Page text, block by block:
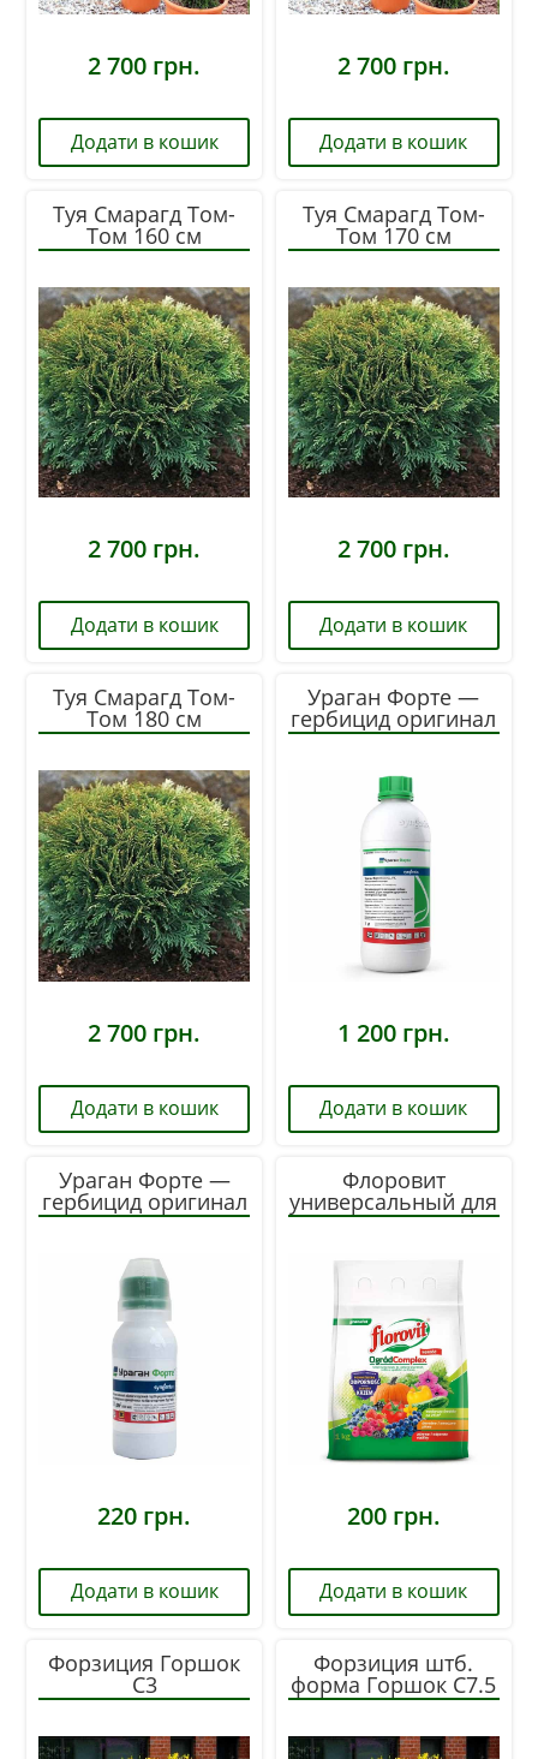
2 700 грн.
Додати в кошик
2 700грн.
Додати в кошик
Туя Смарагд Том-
Том 160 см
2 700 грн.
Додати в кошик
Туя Смарагд Том-
Том 170 см
2 700грн.
Додати в кошик
Туя Смарагд Том-
Том 180 см
2 700 грн.
Додати в кошик
Ураган Форте —
гербицид оригинал
1 л
1 200грн.
Додати в кошик
Ураган Форте —
гербицид оригинал
100 мл
220 грн.
Додати в кошик
Флоровит
универсальный для
растений Сад
200грн.
Додати в кошик
Форзиция Горшок
С3
Форзиция штб.
форма Горшок С7.5